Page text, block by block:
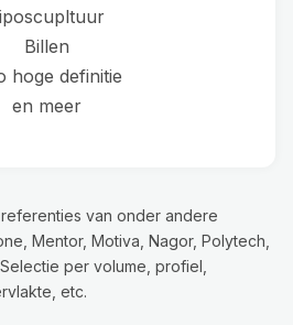
Billen
hoge definitie
en meer
van onder andere
Mentor, Motiva, Nagor, Polytech,
per volume, profiel,
etc.